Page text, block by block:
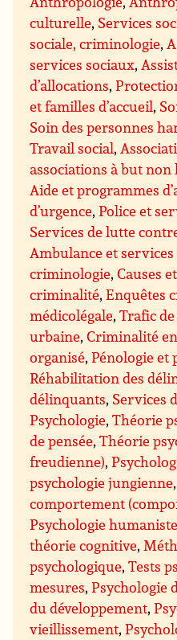
culturelle, Services
sociale, criminologie,
services sociaux,
d’allocations,
et familles d’accueil,
Soin des personnes
Travail social,
associations à but
Aide et programmes
d’urgence,Police et
Services de lutte
Ambulance et services
criminologie,Causes
criminalité,Enquêtes
médicolégale,Trafic
urbaine,Criminalité
organisé,Pénologie et
Réhabilitation des
délinquants, Services
Psychologie,Théorie
de pensée,Théorie
freudienne),
psychologie jungienne
comportement
Psychologie humaniste
théorie cognitive,
psychologique,Tests
mesures,Psychologie
du développement,
vieillissement,